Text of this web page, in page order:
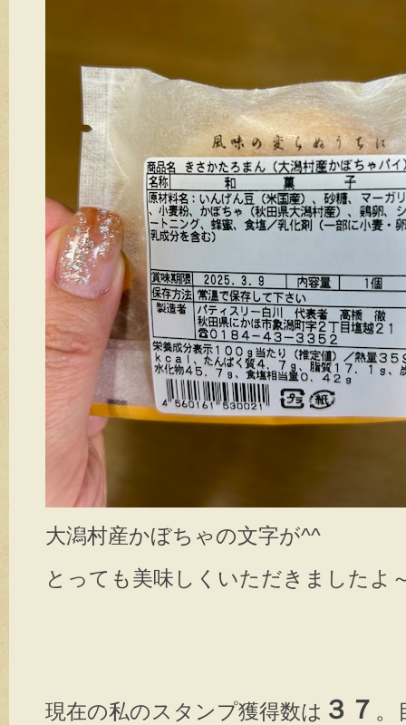
大潟村産かぼちゃの文字が^^
とっても美味しくいただきましたよ
現在の私のスタンプ獲得数は ３７ 。